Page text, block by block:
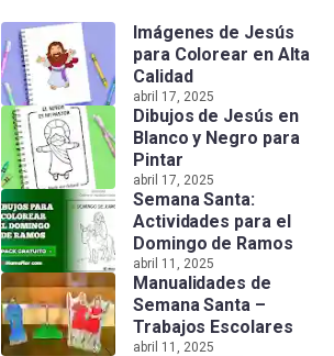
Imágenes de Jesús
para Colorear en Alta
Calidad
abril 17, 2025
Dibujos de Jesús en
Blanco y Negro para
Pintar
abril 17, 2025
Semana Santa:
Actividades para el
Domingo de Ramos
abril 11, 2025
Manualidades de
Semana Santa –
Trabajos Escolares
abril 11, 2025